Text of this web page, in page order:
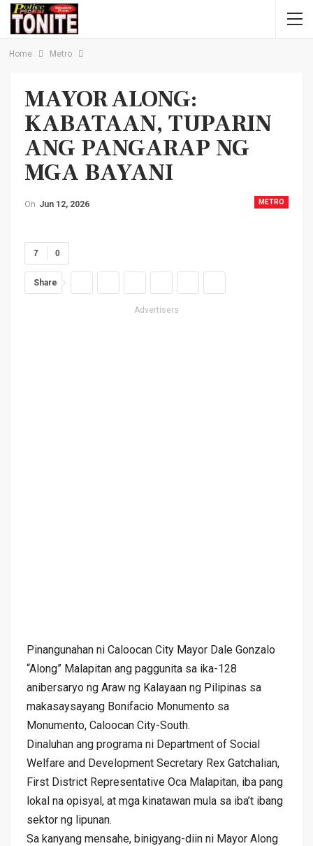
Home Metro
MAYOR ALONG:
KABATAAN, TUPARIN
ANG PANGARAP NG
MGA BAYANI
METRO
On Jun 12, 2026
0
7
Share
Advertisers
Pinangunahan ni Caloocan City Mayor Dale Gonzalo
“Along” Malapitan ang paggunita sa ika-128
anibersaryo ng Araw ng Kalayaan ng Pilipinas sa
makasaysayang Bonifacio Monumento sa
Monumento, Caloocan City-South.
Dinaluhan ang programa ni Department of Social
Welfare and Development Secretary Rex Gatchalian,
First District Representative Oca Malapitan, iba pang
lokal na opisyal, at mga kinatawan mula sa iba’t ibang
sektor ng lipunan.
Sa kanyang mensahe, binigyang-diin ni Mayor Along